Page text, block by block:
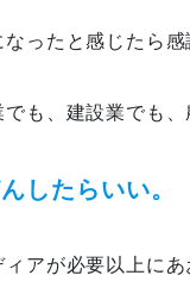
ったと感じたら
も、建設業でも
したらいい。
アが必要以上に